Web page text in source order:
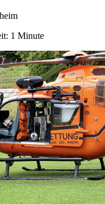
1 Minute